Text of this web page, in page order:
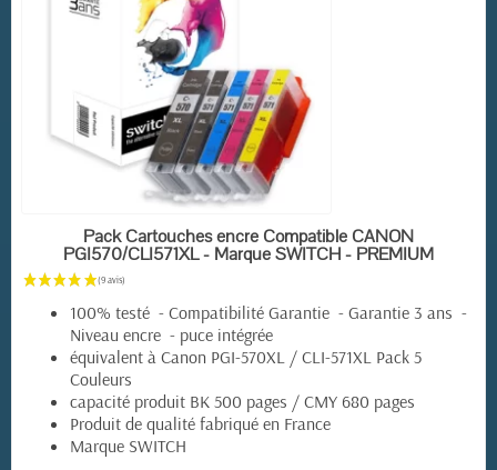
(15 avis)
EN STOCK
Pack Cartouches encre Compatible CANON
PGI570/CLI571XL - Marque SWITCH - PREMIUM
100% testé - Compatibilité Garantie - Garantie 3 ans -
Niveau encre - puce intégrée
équivalent à Canon PGI-570XL / CLI-571XL Pack 5
Couleurs
capacité produit BK 500 pages / CMY 680 pages
Produit de qualité fabriqué en France
Marque SWITCH